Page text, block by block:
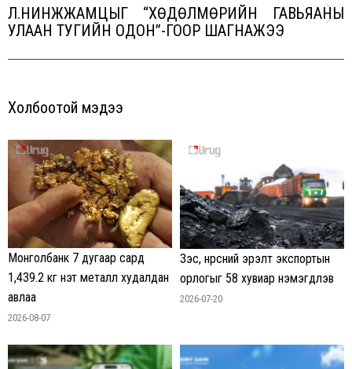
Next
Л.НИНЖЖАМЦЫГ “ХӨДӨЛМӨРИЙН ГАВЬЯАНЫ
УЛААН ТУГИЙН ОДОН”-ГООР ШАГНАЖЭЭ
Холбоотой мэдээ
Монголбанк 7 дугаар сард
1,439.2 кг үнэт металл худалдан
авлаа
2026-08-07
Зэс, нүүрсний эрэлт экспортын
орлогыг 58 хувиар нэмэгдүүлэв
2026-07-20